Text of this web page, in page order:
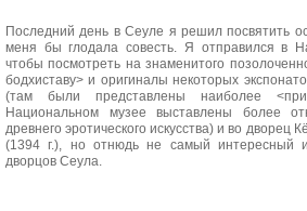
Последний день в Сеуле я решил посвятить
меня бы глодала совесть. Я отправился в
чтобы посмотреть на знаменитого
бодхиставу> и оригиналы некоторых
(там были представлены наиболее
Национальном музее выставлены более
древнего эротического искусства) и во дворец
(1394 г.), но отнюдь не самый интересный
дворцов Сеула.